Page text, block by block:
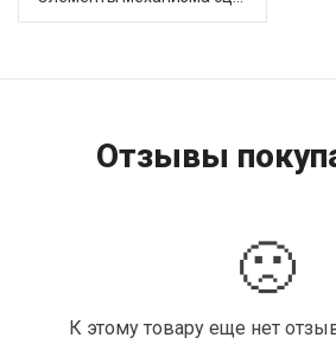
Отзывы
🙁
К этому товару еще нет